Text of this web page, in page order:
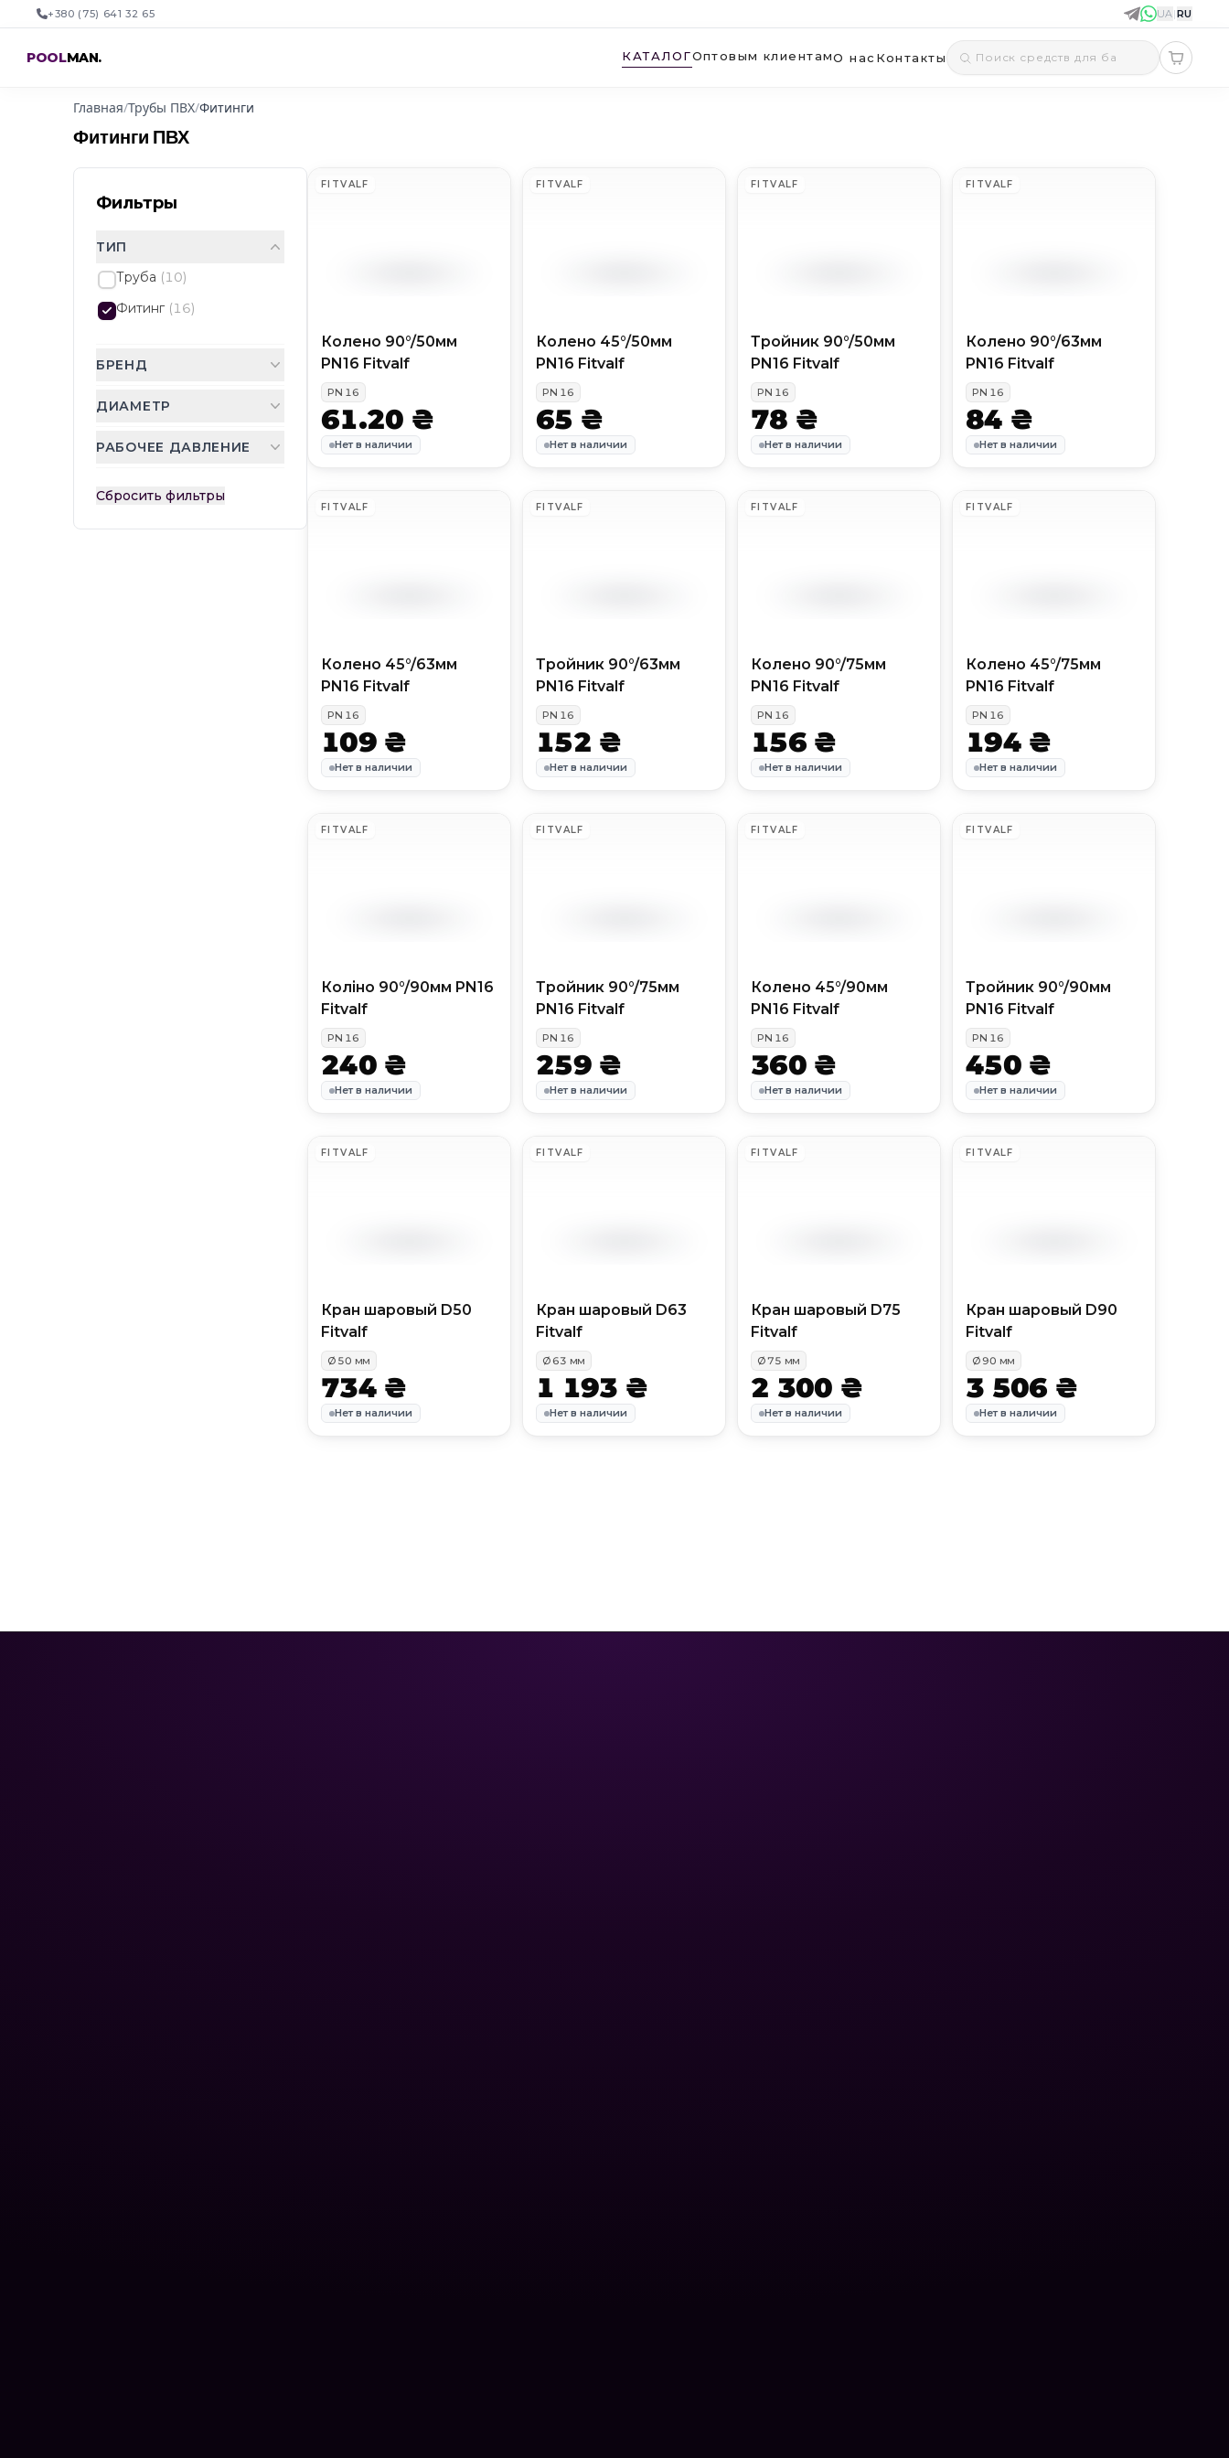
+380 (75) 641 32 65 UA|RU
POOLMAN. КАТАЛОГОптовым клиентамО нас Контакты
Главная/Трубы ПВХ/Фитинги
Фитинги ПВХ
Фильтры
ТИП
Труба (10)
Фитинг (16)
БРЕНД
ДИАМЕТР
РАБОЧЕЕ ДАВЛЕНИЕ
Сбросить фильтры
FITVALF
Колено 90°/50мм
PN16 Fitvalf
PN 16
61.20 ₴
Нет в наличии
FITVALF
Колено 45°/50мм
PN16 Fitvalf
PN 16
65 ₴
Нет в наличии
FITVALF
Тройник 90°/50мм
PN16 Fitvalf
PN 16
78 ₴
Нет в наличии
FITVALF
Колено 90°/63мм
PN16 Fitvalf
PN 16
84 ₴
Нет в наличии
FITVALF
Колено 45°/63мм
PN16 Fitvalf
PN 16
109 ₴
Нет в наличии
FITVALF
Тройник 90°/63мм
PN16 Fitvalf
PN 16
152 ₴
Нет в наличии
FITVALF
Колено 90°/75мм
PN16 Fitvalf
PN 16
156 ₴
Нет в наличии
FITVALF
Колено 45°/75мм
PN16 Fitvalf
PN 16
194 ₴
Нет в наличии
FITVALF
Коліно 90°/90мм PN16
Fitvalf
PN 16
240 ₴
Нет в наличии
FITVALF
Тройник 90°/75мм
PN16 Fitvalf
PN 16
259 ₴
Нет в наличии
FITVALF
Колено 45°/90мм
PN16 Fitvalf
PN 16
360 ₴
Нет в наличии
FITVALF
Тройник 90°/90мм
PN16 Fitvalf
PN 16
450 ₴
Нет в наличии
FITVALF
Кран шаровый D50
Fitvalf
Ø 50 мм
734 ₴
Нет в наличии
FITVALF
Кран шаровый D63
Fitvalf
Ø63 мм
1 193 ₴
Нет в наличии
FITVALF
Кран шаровый D75
Fitvalf
Ø75 мм
2 300 ₴
Нет в наличии
FITVALF
Кран шаровый D90
Fitvalf
Ø90 мм
3 506 ₴
Нет в наличии